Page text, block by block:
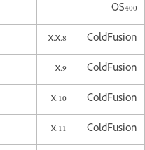
OS400
ColdFusion
8.x.x
ColdFusion
9.x
ColdFusion
10.x
ColdFusion
11.x